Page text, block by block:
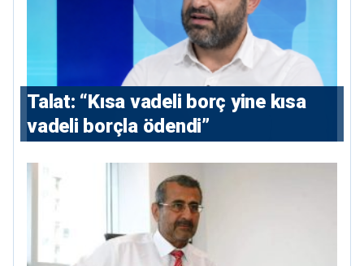
Talat: “Kısa vadeli borç yine kısa
vadeli borçla ödendi”